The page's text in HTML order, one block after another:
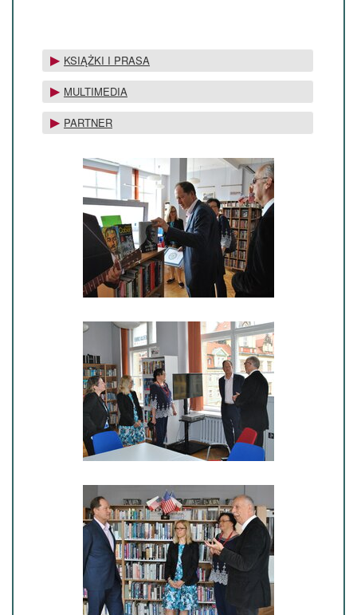
KSIĄŻKI I PRASA
MULTIMEDIA
PARTNER